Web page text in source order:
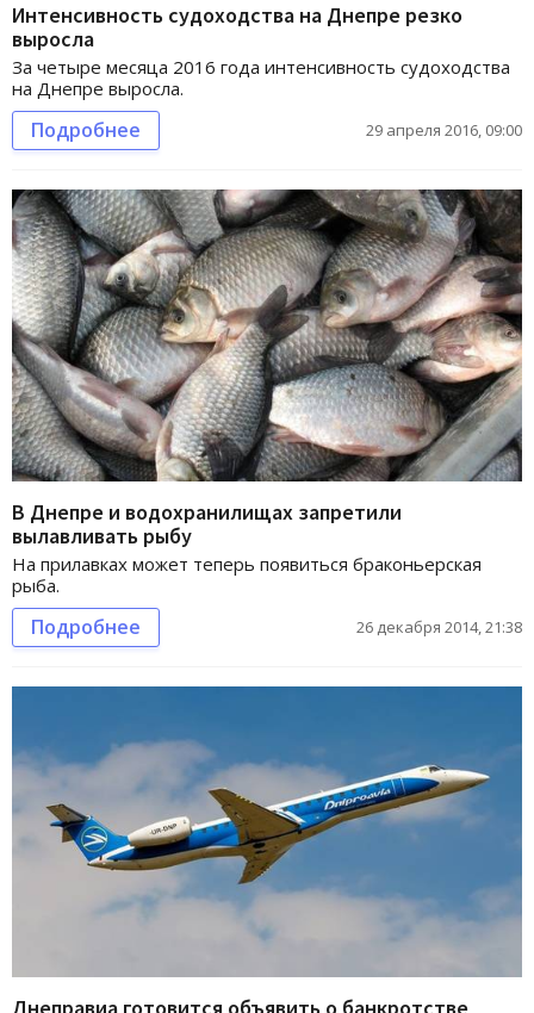
Интенсивность судоходства на Днепре резко
выросла
За четыре месяца 2016 года интенсивность судоходства
на Днепре выросла.
Подробнее 29 апреля 2016, 09:00
В Днепре и водохранилищах запретили
вылавливать рыбу
На прилавках может теперь появиться браконьерская
рыба.
Подробнее 26 декабря 2014, 21:38